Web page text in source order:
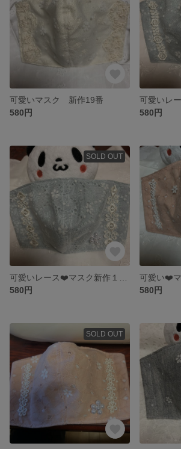
可愛いマスク 新作19番
580円
580円
SOLD OUT
580円
580円
SOLD OUT